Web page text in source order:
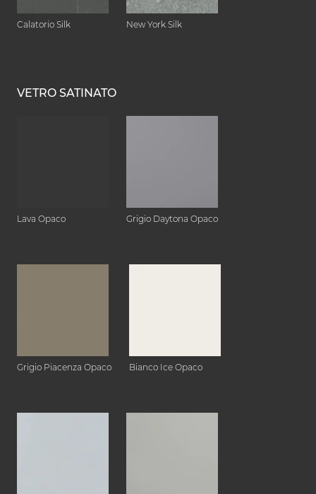
Calatorio Silk New York Silk
VETRO SATINATO
Lava Opaco Grigio Daytona Opaco
Grigio Piacenza Opaco Bianco Ice Opaco